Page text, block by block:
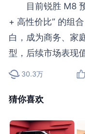
目前锐胜 M8 预
+ 高性价比” 的组
白，成为商务、家
型，后续市场表现
30.3万
猜你喜欢